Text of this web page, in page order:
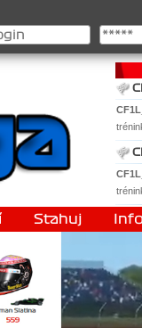
, 2. Jan
Stahuj